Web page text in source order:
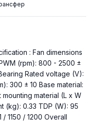
: Fan dimensions
(rpm): 800 - 2500 ±
Rated voltage (V):
300 ± 10 Base material:
material (L x W
(kg): 0.33 TDP (W): 95
/ 1150 / 1200 Overall